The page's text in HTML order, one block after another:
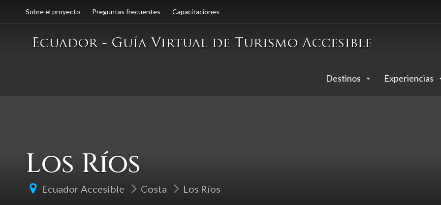
Sobre el proyecto Preguntas frecuentes Capacitaciones
Destinos Experiencias
Los Ríos
Ecuador Accesible Costa Los Ríos